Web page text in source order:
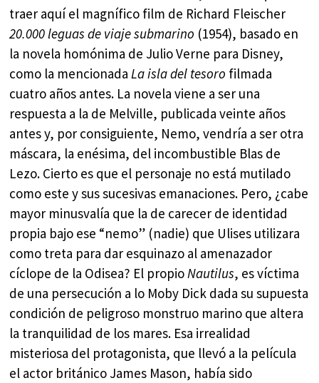
traer aquí el magnífico film de Richard Fleischer
20.000 leguas de viaje submarino (1954), basado en
la novela homónima de Julio Verne para Disney,
como la mencionadaLa isla del tesoro filmada
cuatro años antes. La novela viene a ser una
respuesta a la de Melville, publicada veinte años
antes y, por consiguiente, Nemo, vendría a ser otra
máscara, la enésima, del incombustible Blas de
Lezo. Cierto es que el personaje no está mutilado
como este y sus sucesivas emanaciones. Pero, ¿cabe
mayor minusvalía que la de carecer de identidad
propia bajo ese “nemo” (nadie) que Ulises utilizara
como treta para dar esquinazo al amenazador
cíclope de la Odisea? El propioNautilus, es víctima
de una persecución a lo Moby Dick dada su supuesta
condición de peligroso monstruo marino que altera
la tranquilidad de los mares. Esa irrealidad
misteriosa del protagonista, que llevó a la película
el actor británico James Mason, había sido